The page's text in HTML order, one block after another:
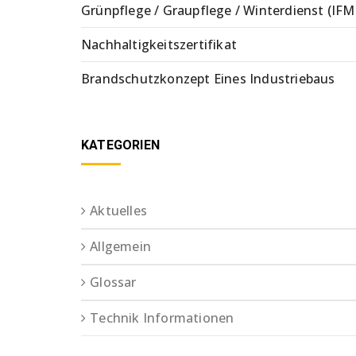
Grünpflege / Graupflege / Winterdienst
Nachhaltigkeitszertifikat
Brandschutzkonzept Eines Industriebaus
KATEGORIEN
Aktuelles
Allgemein
Glossar
Technik Informationen